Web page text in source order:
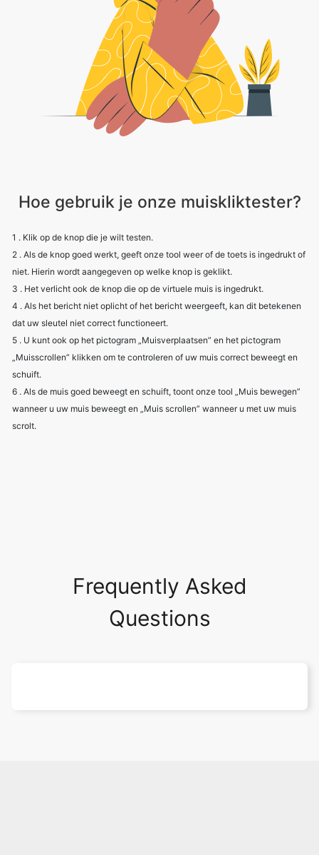
Hoe gebruik je onze muiskliktester?
1 . Klik op de knop die je wilt testen.
2 . Als de knop goed werkt, geeft onze tool weer of de toets is ingedrukt of
niet. Hierin wordt aangegeven op welke knop is geklikt.
3 . Het verlicht ook de knop die op de virtuele muis is ingedrukt.
4 . Als het bericht niet oplicht of het bericht weergeeft, kan dit betekenen
dat uw sleutel niet correct functioneert.
5 . U kunt ook op het pictogram „Muisverplaatsen” en het pictogram
„Muisscrollen” klikken om te controleren of uw muis correct beweegt en
schuift.
6 . Als de muis goed beweegt en schuift, toont onze tool „Muis bewegen”
wanneer u uw muis beweegt en „Muis scrollen” wanneer u met uw muis
scrolt.
Frequently Asked
Questions